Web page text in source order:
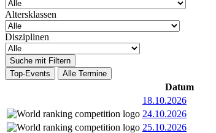
Altersklassen
Disziplinen
Suche mit Filtern
Top-Events
Alle Termine
Datum
18.10.2026
24.10.2026
25.10.2026